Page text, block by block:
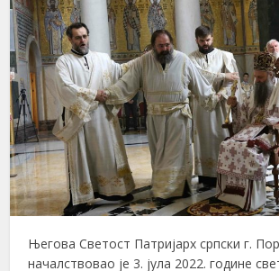
Његова Светост Патријарх српски г.
началствовао је 3. јула 2022. године